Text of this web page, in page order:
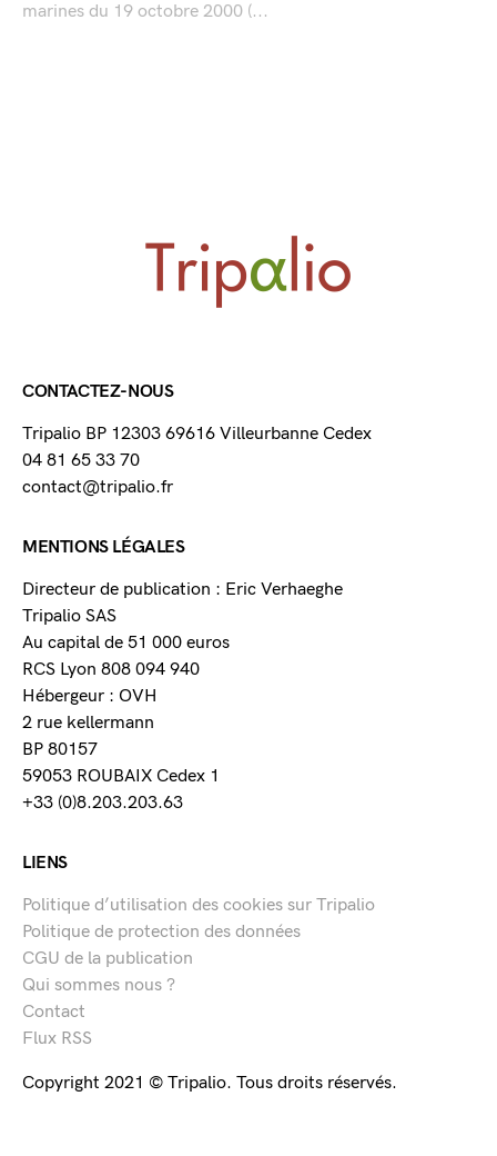
marines du 19 octobre 2000 (...
CONTACTEZ-NOUS
Tripalio BP 12303 69616 Villeurbanne Cedex
04 81 65 33 70
contact@tripalio.fr
MENTIONS LÉGALES
Directeur de publication : Eric Verhaeghe
Tripalio SAS
Au capital de 51 000 euros
RCS Lyon 808 094 940
Hébergeur : OVH
2 rue kellermann
BP 80157
59053 ROUBAIX Cedex 1
+33 (0)8.203.203.63
LIENS
Politique d’utilisation des cookies sur Tripalio
Politique de protection des données
CGU de la publication
Qui sommes nous ?
Contact
Flux RSS
Copyright 2021 © Tripalio. Tous droits réservés.